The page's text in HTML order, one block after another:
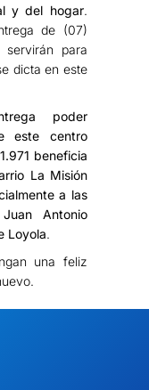
y del hogar.
de (07)
servirán para
dicta en este
poder
este centro
beneficia
La Misión
a las
Antonio
Loyola.
una feliz